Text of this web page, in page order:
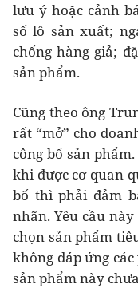
lưu ý hoặc cảnh
số lô sản xuất;
chống hàng giả;
sản phẩm.
Cũng theo ông
rất “mở” cho
công bố sản
khi được cơ quan
bố thì phải đảm
nhãn. Yêu cầu
chọn sản phẩm
không đáp ứng
sản phẩm này